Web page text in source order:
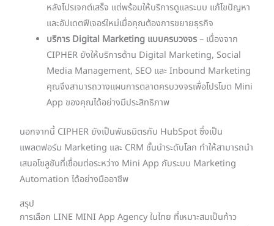
หลังโปรเจกต์เสร็จ แต่พร้อมให้บริการดูแลระบบ แก้ไขปัญหา
และอัปเดตฟีเจอร์ใหม่เมื่อคุณต้องการขยายธุรกิจ
บริการ Digital Marketing แบบครบวงจร– เนื่องจาก
CIPHER ยังให้บริการด้าน Digital Marketing, Social
Media Management, SEO และ Inbound Marketing
คุณจึงสามารถวางแผนการตลาดครบวงจรเพื่อโปรโมต Mini
App ของคุณได้อย่างมีประสิทธิภาพ
นอกจากนี้ CIPHER ยังเป็นพันธมิตรกับ HubSpot ซึ่งเป็น
แพลตฟอร์ม Marketing และ CRM ชั้นนำระดับโลก ทำให้สามารถนำ
เสนอโซลูชันที่เชื่อมต่อระหว่าง Mini App กับระบบ Marketing
Automation ได้อย่างมืออาชีพ
สรุป
การเลือก LINE MINI App Agency ในไทย ที่เหมาะสมเป็นก้าว